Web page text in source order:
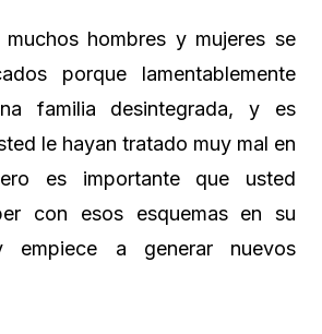
hombres y mujeres se
porque lamentablemente
familia desintegrada, y es
le hayan tratado muy mal en
es importante que usted
con esos esquemas en su
empiece a generar nuevos